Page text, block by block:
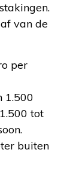
van de
per
1.500
tot
buiten